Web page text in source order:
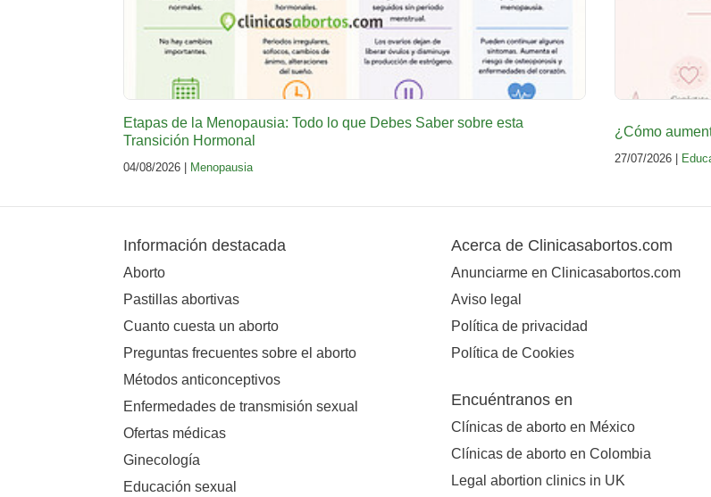
Etapas de la Menopausia: Todo lo que Debes Saber sobre esta
Transición Hormonal
04/08/2026 | Menopausia
¿Cómo
27/07/2026 |
Información destacada
Aborto
Pastillas abortivas
Cuanto cuesta un aborto
Preguntas frecuentes sobre el aborto
Métodos anticonceptivos
Enfermedades de transmisión sexual
Ofertas médicas
Ginecología
Educación sexual
Acerca de Clinicasabortos.com
Anunciarme en Clinicasabortos.com
Aviso legal
Política de privacidad
Política de Cookies
Encuéntranos en
Clínicas de aborto en México
Clínicas de aborto en Colombia
Legal abortion clinics in UK